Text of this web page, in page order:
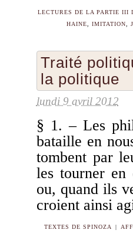
LECTURES DE LA PARTIE III
HAINE,IMITATION,
Traité
la politique
lundi 9 avril 2012
§ 1. – Les
bataille en
tombent par
les tourner en
ou, quand ils
croient ainsi
TEXTES DE SPINOZA |